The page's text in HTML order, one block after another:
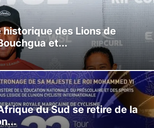
historique des Lions de
et...
du Sud se retire de la